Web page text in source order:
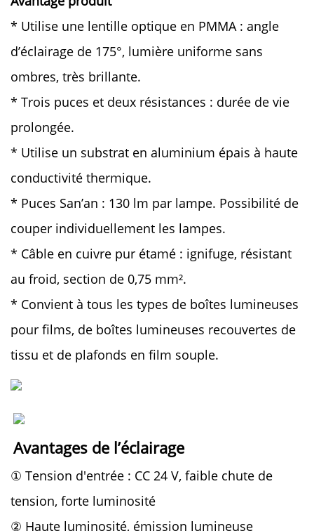
* Utilise une lentille optique en PMMA : angle
d’éclairage de 175°, lumière uniforme sans
ombres, très brillante.
* Trois puces et deux résistances : durée de vie
prolongée.
* Utilise un substrat en aluminium épais à haute
conductivité thermique.
* Puces San’an : 130 lm par lampe. Possibilité de
couper individuellement les lampes.
* Câble en cuivre pur étamé : ignifuge, résistant
au froid, section de 0,75 mm².
* Convient à tous les types de boîtes lumineuses
pour films, de boîtes lumineuses recouvertes de
tissu et de plafonds en film souple.
Avantages de l’éclairage
① Tension d'entrée : CC 24 V, faible chute de
tension, forte luminosité
② Haute luminosité, émission lumineuse